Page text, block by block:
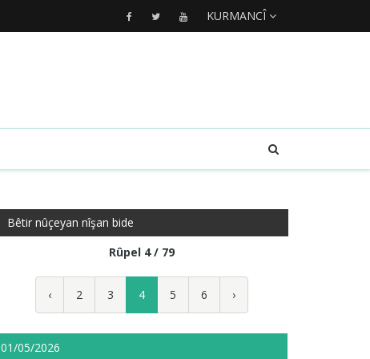
KURMANCÎ
Bêtir nûçeyan nîşan bide
Rûpel 4 / 79
‹ 2 3 4 5 6 ›
01/05/2026